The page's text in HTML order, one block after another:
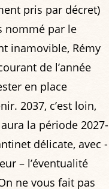
pris par décret)
nommé par le
inamovible, Rémy
de l’année
en place
2037, c’est loin,
la période 2027-
délicate, avec -
– l’éventualité
ne vous fait pas